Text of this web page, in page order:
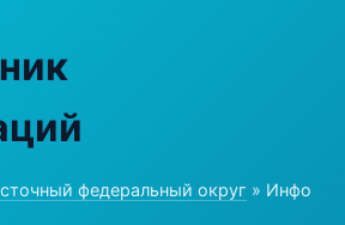
федеральный округ » Инфо